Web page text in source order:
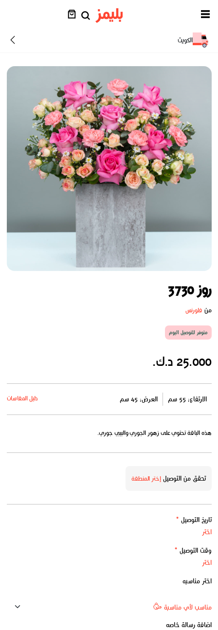
الكويت
روز 3730
من فلورنس
متوفر للتوصيل اليوم
25.000 د.ك.
الارتفاع: 55 سم العرض: 45 سم دليل المقاسات
هذه الباقة تحتوي على زهور الجوري والبيبي جوري.
تحقق من التوصيلإختر المنطقة
تاريخ التوصيل *
وقت التوصيل *
اختر مناسبه
اضافة رسالة خاصه